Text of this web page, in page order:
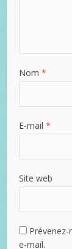
Nom *
E-mail *
Site web
e-mail.